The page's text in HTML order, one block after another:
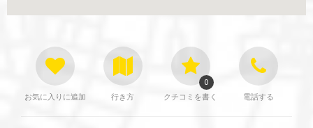
お気に入りに追加 行き方 クチコミを書く
0
電話する